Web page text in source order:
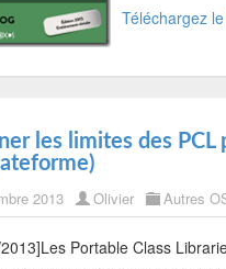
Téléchargez
les limites des
2013 Olivier Autres
Portable Class